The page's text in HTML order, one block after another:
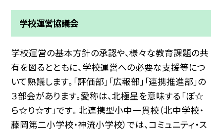
学校運営協議会
学校運営の基本方針の承認や、様々な教育課題の共
有を図るとともに、学校運営への必要な支援等につ
いて熟議します。「評価部」「広報部」「連携推進部」の
３部会があります。愛称は、北極星を意味する「ぽ☆
ら☆り☆す」です。 北連携型小中一貫校（北中学校・
藤岡第二小学校・神流小学校）では、コミュニティ・ス